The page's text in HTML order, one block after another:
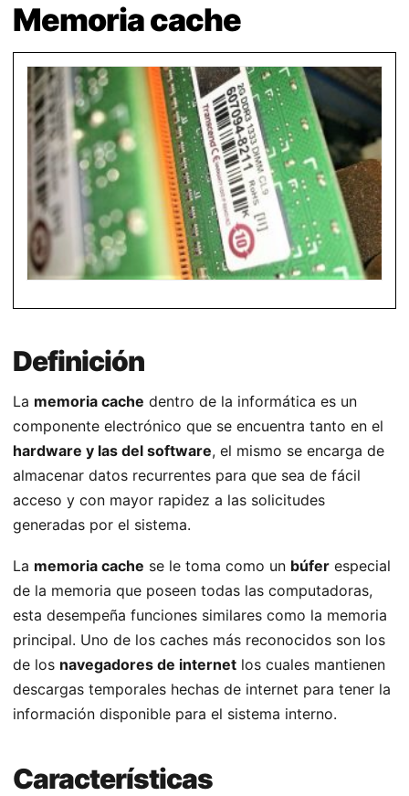
Memoria cache
Definición
La memoria cache dentro de la informática es un
componente electrónico que se encuentra tanto en el
hardware y las del software, el mismo se encarga de
almacenar datos recurrentes para que sea de fácil
acceso y con mayor rapidez a las solicitudes
generadas por el sistema.
La memoria cache se le toma como un búfer especial
de la memoria que poseen todas las computadoras,
esta desempeña funciones similares como la memoria
principal. Uno de los caches más reconocidos son los
de los navegadores de internet los cuales mantienen
descargas temporales hechas de internet para tener la
información disponible para el sistema interno.
Características